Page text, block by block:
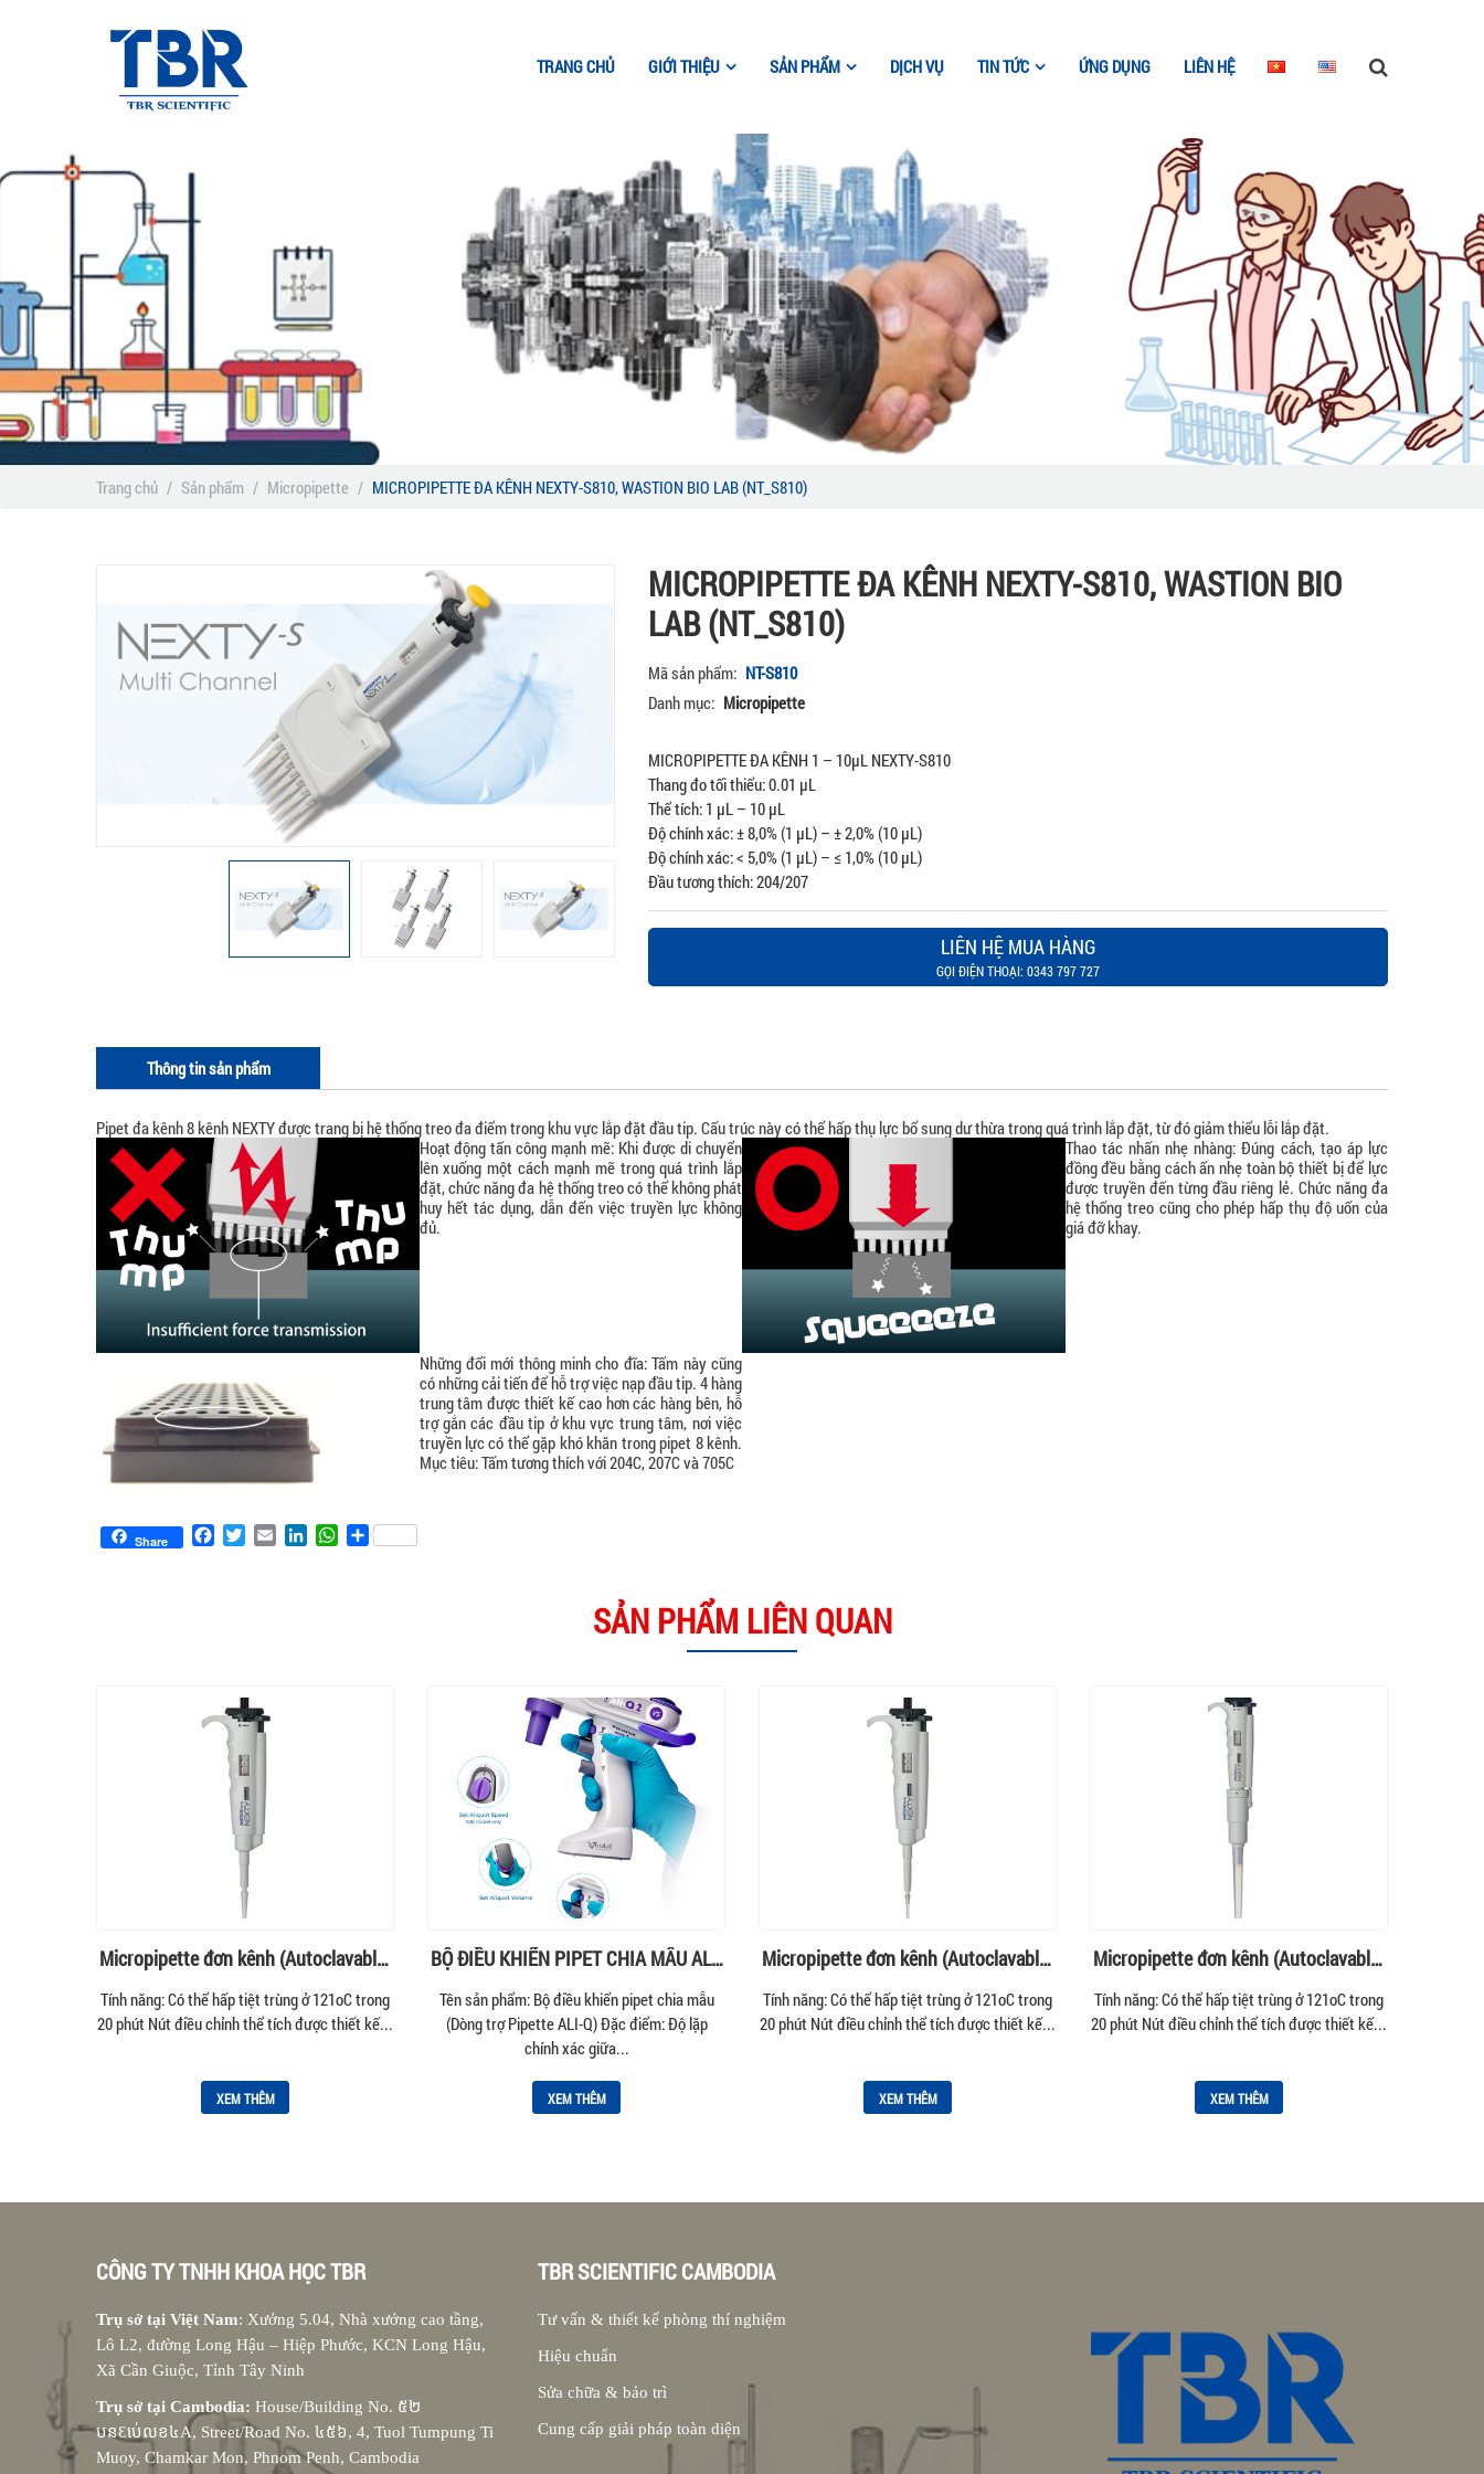
TRANG CHỦ GIỚI THIỆU SẢN PHẨM DỊCH VỤ TIN TỨC ỨNG DỤNG LIÊN HỆ
Trang chủ / Sản phẩm / Micropipette / MICROPIPETTE ĐA KÊNH NEXTY-S810, WASTION BIO LAB (NT_S810)
MICROPIPETTE ĐA KÊNH NEXTY-S810, WASTION BIO
LAB (NT_S810)
Mã sản phẩm: NT-S810
Danh mục: Micropipette
MICROPIPETTE ĐA KÊNH 1 – 10µL NEXTY-S810
Thang đo tối thiểu: 0.01 µL
Thể tích: 1 µL – 10 µL
Độ chính xác: ± 8,0% (1 µL) – ± 2,0% (10 µL)
Độ chính xác: < 5,0% (1 µL) – ≤ 1,0% (10 µL)
Đầu tương thích: 204/207
LIÊN HỆ MUA HÀNG
GỌI ĐIỆN THOẠI: 0343 797 727
Thông tin sản phẩm
Pipet đa kênh 8 kênh NEXTY được trang bị hệ thống treo đa điểm trong khu vực lắp đặt đầu tip. Cấu trúc này có thể hấp thụ lực bổ sung dư thừa trong quá trình lắp đặt, từ đó giảm thiểu lỗi lắp đặt.
Hoạt động tấn công mạnh mẽ: Khi được di chuyển
lên xuống một cách mạnh mẽ trong quá trình lắp
đặt, chức năng đa hệ thống treo có thể không phát
huy hết tác dụng, dẫn đến việc truyền lực không
đủ.
Thao tác nhấn nhẹ nhàng:Đúng cách, tạo áp lực
đồng đều bằng cách ấn nhẹ toàn bộ thiết bị để lực
được truyền đến từng đầu riêng lẻ. Chức năng đa
hệ thống treo cũng cho phép hấp thụ độ uốn của
giá đỡ khay.
Những đổi mới thông minh cho đĩa:Tấm này cũng
có những cải tiến để hỗ trợ việc nạp đầu tip. 4 hàng
trung tâm được thiết kế cao hơn các hàng bên, hỗ
trợ gắn các đầu tip ở khu vực trung tâm, nơi việc
truyền lực có thể gặp khó khăn trong pipet 8 kênh.
Mục tiêu: Tấm tương thích với 204C, 207C và 705C
Share Facebook
TwitterEmail LinkedInWhatsApp
Share
SẢN PHẨM LIÊN QUAN
Micropipette đơn kênh (Autoclavable)
Tính năng: Có thể hấp tiệt trùng ở 121oC trong
20 phút Nút điều chỉnh thể tích được thiết kế...
XEM THÊM
BỘ ĐIỀU KHIỂN PIPET CHIA MẪU ALI-
Tên sản phẩm: Bộ điều khiển pipet chia mẫu
(Dòng trợ Pipette ALI-Q) Đặc điểm: Độ lặp
chính xác giữa...
XEM THÊM
Micropipette đơn kênh (Autoclavable)
Tính năng: Có thể hấp tiệt trùng ở 121oC trong
20 phút Nút điều chỉnh thể tích được thiết kế...
XEM THÊM
Micropipette đơn kênh (Autoclavable)
Tính năng: Có thể hấp tiệt trùng ở 121oC trong
20 phút Nút điều chỉnh thể tích được thiết kế...
XEM THÊM
CÔNG TY TNHH KHOA HỌC TBR
Trụ sở tại Việt Nam: Xưởng 5.04, Nhà xưởng cao tầng,
Lô L2, đường Long Hậu – Hiệp Phước, KCN Long Hậu,
Xã Cần Giuộc, Tỉnh Tây Ninh
Trụ sở tại Cambodia: House/Building No. ៥២
បនƐប់េលខ៤A, Street/Road No. ៤៥៦, 4, Tuol Tumpung Ti
Muoy, Chamkar Mon, Phnom Penh, Cambodia
TBR SCIENTIFIC CAMBODIA
Tư vấn & thiết kế phòng thí nghiệm
Hiệu chuẩn
Sửa chữa & bảo trì
Cung cấp giải pháp toàn diện